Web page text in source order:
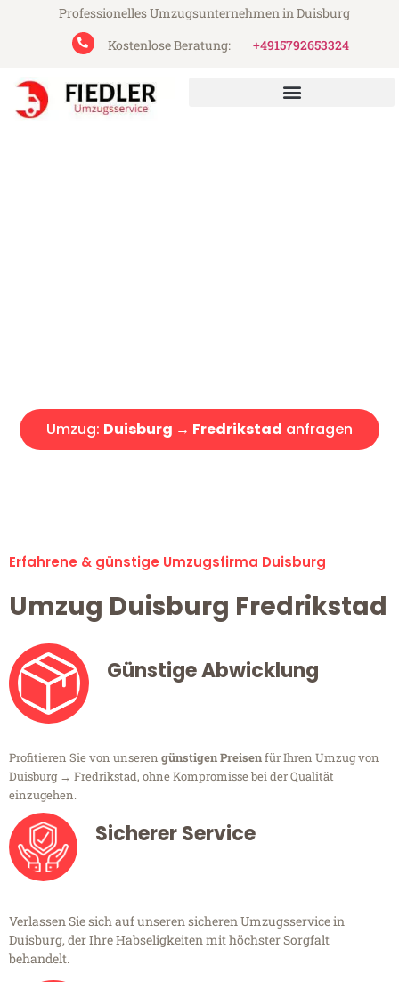
Professionelles Umzugsunternehmen in Duisburg
Kostenlose Beratung:
+4915792653324
Umzug: Duisburg → Fredrikstad anfragen
Erfahrene & günstige Umzugsfirma Duisburg
Umzug Duisburg Fredrikstad
Günstige Abwicklung
Profitieren Sie von unseren günstigen Preisenfür Ihren Umzug von
Duisburg → Fredrikstad, ohne Kompromisse bei der Qualität
einzugehen.
Sicherer Service
Verlassen Sie sich auf unseren sicheren Umzugsservice in
Duisburg, der Ihre Habseligkeiten mit höchster Sorgfalt
behandelt.